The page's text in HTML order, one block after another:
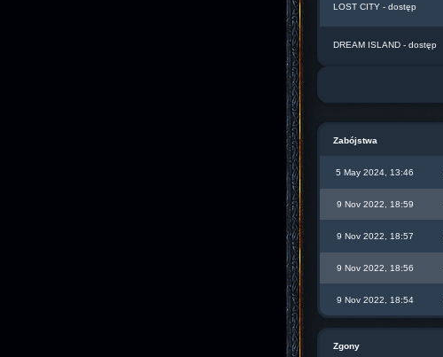
LOST CITY - dostęp
DREAM ISLAND - dostęp
Zabójstwa
5 May 2024, 13:46
9 Nov 2022, 18:59
9 Nov 2022, 18:57
9 Nov 2022, 18:56
9 Nov 2022, 18:54
Zgony